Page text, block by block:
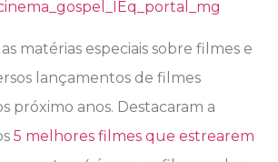
matérias especiais sobre filmes e
lançamentos de filmes
próximo anos. Destacaram a
5 melhores filmes que estrearem